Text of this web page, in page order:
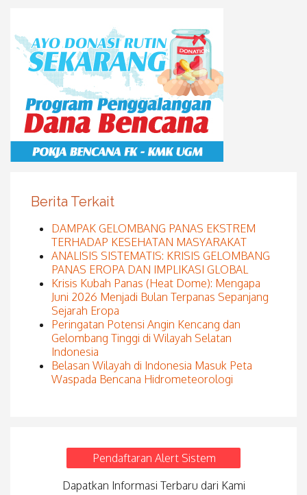
Berita Terkait
DAMPAK GELOMBANG PANAS EKSTREM
TERHADAP KESEHATAN MASYARAKAT
ANALISIS SISTEMATIS: KRISIS GELOMBANG
PANAS EROPA DAN IMPLIKASI GLOBAL
Krisis Kubah Panas (Heat Dome): Mengapa
Juni 2026 Menjadi Bulan Terpanas Sepanjang
Sejarah Eropa
Peringatan Potensi Angin Kencang dan
Gelombang Tinggi di Wilayah Selatan
Indonesia
Belasan Wilayah di Indonesia Masuk Peta
Waspada Bencana Hidrometeorologi
Pendaftaran Alert Sistem
Dapatkan Informasi Terbaru dari Kami